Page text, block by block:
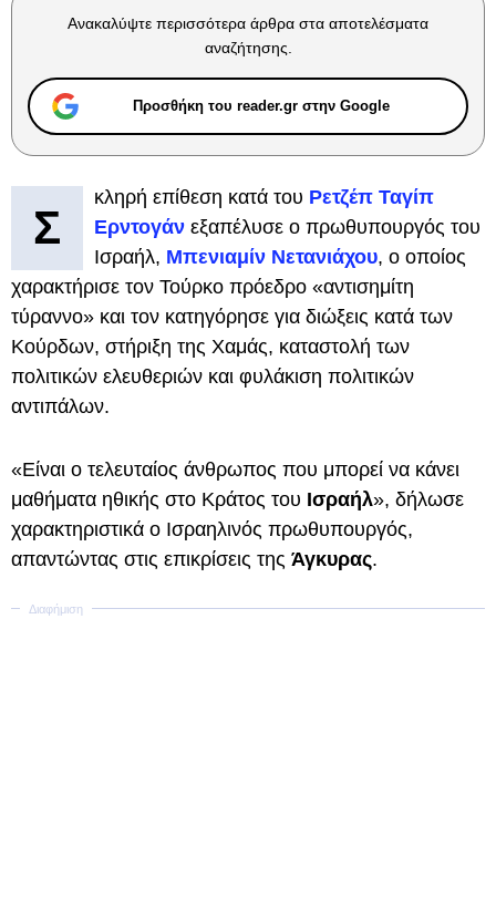
Ανακαλύψτε περισσότερα άρθρα στα αποτελέσματα
αναζήτησης.
Προσθήκη του reader.gr στην Google
Σ
κληρή επίθεση κατά του Ρετζέπ Ταγίπ
Ερντογάν εξαπέλυσε ο πρωθυπουργός του
Ισραήλ, Μπενιαμίν Νετανιάχου, ο οποίος
χαρακτήρισε τον Τούρκο πρόεδρο «αντισημίτη
τύραννο» και τον κατηγόρησε για διώξεις κατά των
Κούρδων, στήριξη της Χαμάς, καταστολή των
πολιτικών ελευθεριών και φυλάκιση πολιτικών
αντιπάλων.
«Είναι ο τελευταίος άνθρωπος που μπορεί να κάνει
μαθήματα ηθικής στο Κράτος του Ισραήλ», δήλωσε
χαρακτηριστικά ο Ισραηλινός πρωθυπουργός,
απαντώντας στις επικρίσεις της Άγκυρας.